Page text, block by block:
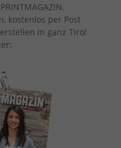
kostenlos per Post
in ganz Tirol